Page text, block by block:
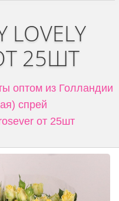
LOVELY
25ШТ
оптом из Голландии
спрей
от 25шт